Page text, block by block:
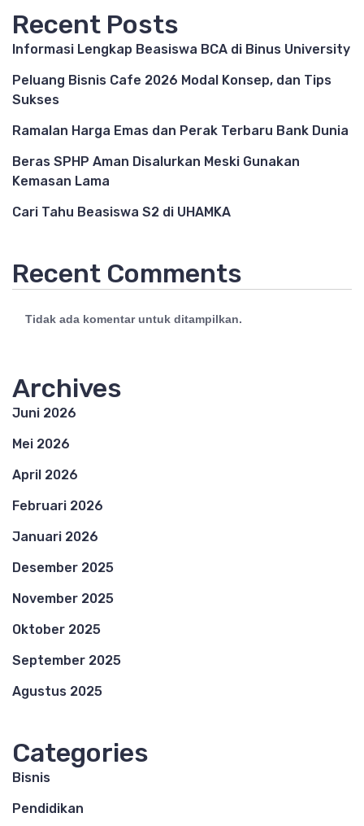
Recent Posts
Informasi Lengkap Beasiswa BCA di Binus University
Peluang Bisnis Cafe 2026 Modal Konsep, dan Tips
Sukses
Ramalan Harga Emas dan Perak Terbaru Bank Dunia
Beras SPHP Aman Disalurkan Meski Gunakan
Kemasan Lama
Cari Tahu Beasiswa S2 di UHAMKA
Recent Comments
Tidak ada komentar untuk ditampilkan.
Archives
Juni 2026
Mei 2026
April 2026
Februari 2026
Januari 2026
Desember 2025
November 2025
Oktober 2025
September 2025
Agustus 2025
Categories
Bisnis
Pendidikan